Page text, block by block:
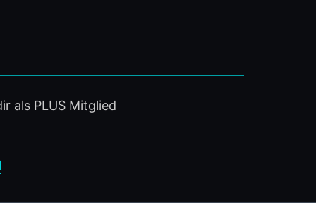
als PLUS Mitglied